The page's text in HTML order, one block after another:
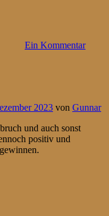
Ein Kommentar
2023 von Gunnar
und auch sonst
positiv und